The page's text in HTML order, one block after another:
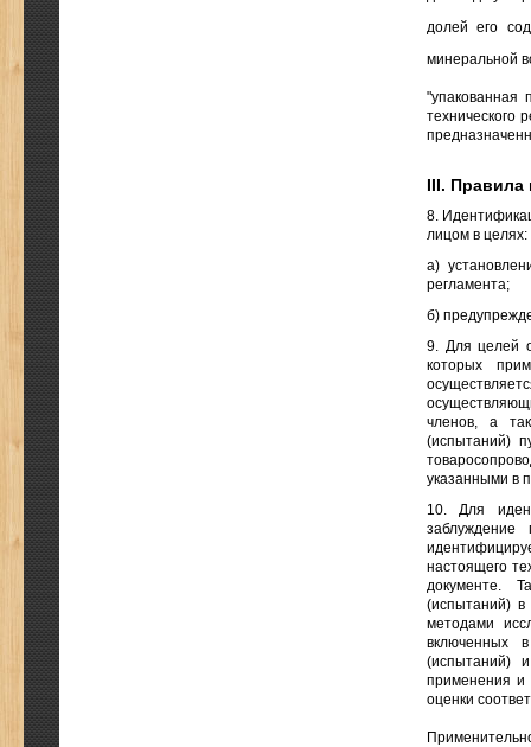
долей его
минеральной
"упакованная
технического
III. Правила
8.
лицом в целях:
а)
регламента;
б)
9. Для целей
которых
членов, а
(испытаний)
указанными в
10. Для
заблуждение
настоящего
документе.
(испытаний) в
методами
включенных
(испытаний)
применения и
оценки